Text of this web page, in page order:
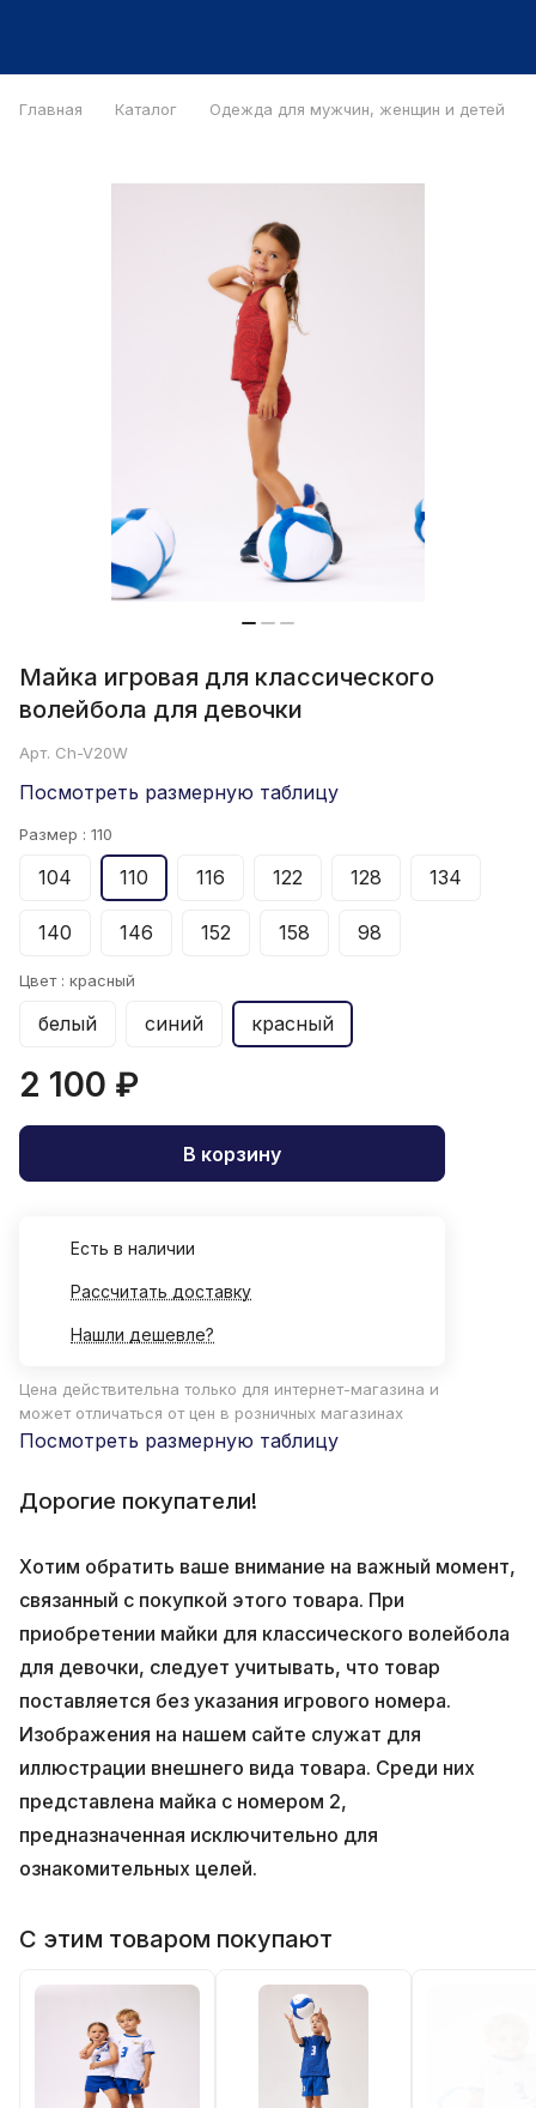
Главная Каталог Одежда для мужчин, женщин и детей
Майка игровая для классического
волейбола для девочки
Арт. Ch-V20W
Посмотреть размерную таблицу
Размер : 110
104 110 116 122 128 134
140 146 152 158 98
Цвет : красный
белый синий красный
2 100 ₽
В корзину
Есть в наличии
Рассчитать доставку
Нашли дешевле?
Цена действительна только для интернет-магазина и
может отличаться от цен в розничных магазинах
Посмотреть размерную таблицу
Дорогие покупатели!
Хотим обратить ваше внимание на важный момент,
связанный с покупкой этого товара. При
приобретении майки для классического волейбола
для девочки, следует учитывать, что товар
поставляется без указания игрового номера.
Изображения на нашем сайте служат для
иллюстрации внешнего вида товара. Среди них
представлена майка с номером 2,
предназначенная исключительно для
ознакомительных целей.
С этим товаром покупают